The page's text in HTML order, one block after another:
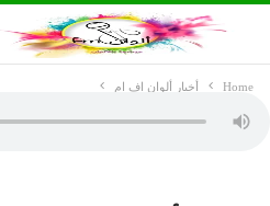
Home أخبار ألوان اف ام